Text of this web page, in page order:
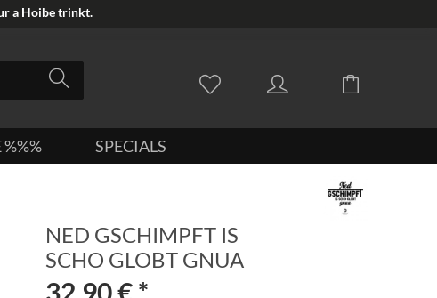
a Hoibe trinkt.
%%% SPECIALS
NED GSCHIMPFT IS
SCHO GLOBT GNUA